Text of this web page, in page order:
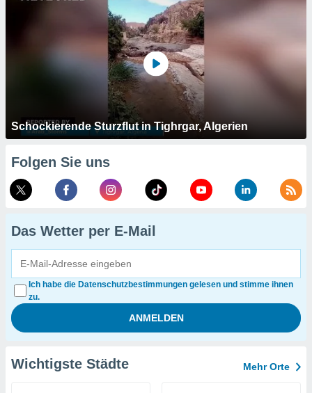
Schockierende Sturzflut in Tighrgar, Algerien
Folgen Sie uns
Das Wetter per E-Mail
Ich habe die Datenschutzbestimmungen gelesen und stimme ihnen
zu.
Wichtigste Städte Mehr Orte